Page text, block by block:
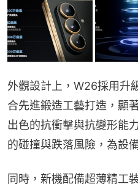
外觀設計上，W26採用升
合先進鍛造工藝打造，顯
出色的抗衝擊與抗變形能
的碰撞與跌落風險，為設
同時，新機配備超薄精工